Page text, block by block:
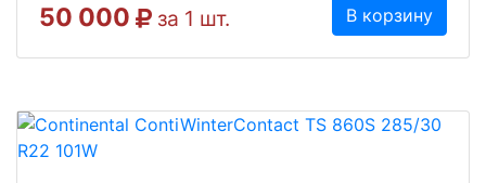
50 000 за 1 шт. В корзину